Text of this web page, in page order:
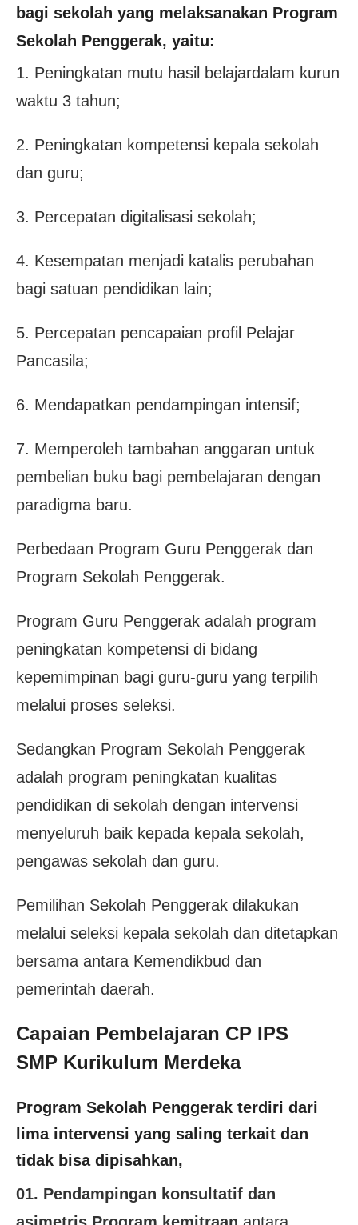
bagi sekolah yang melaksanakan Program
Sekolah Penggerak, yaitu:
1. Peningkatan mutu hasil belajardalam kurun
waktu 3 tahun;
2. Peningkatan kompetensi kepala sekolah
dan guru;
3. Percepatan digitalisasi sekolah;
4. Kesempatan menjadi katalis perubahan
bagi satuan pendidikan lain;
5. Percepatan pencapaian profil Pelajar
Pancasila;
6. Mendapatkan pendampingan intensif;
7. Memperoleh tambahan anggaran untuk
pembelian buku bagi pembelajaran dengan
paradigma baru.
Perbedaan Program Guru Penggerak dan
Program Sekolah Penggerak.
Program Guru Penggerak adalah program
peningkatan kompetensi di bidang
kepemimpinan bagi guru-guru yang terpilih
melalui proses seleksi.
Sedangkan Program Sekolah Penggerak
adalah program peningkatan kualitas
pendidikan di sekolah dengan intervensi
menyeluruh baik kepada kepala sekolah,
pengawas sekolah dan guru.
Pemilihan Sekolah Penggerak dilakukan
melalui seleksi kepala sekolah dan ditetapkan
bersama antara Kemendikbud dan
pemerintah daerah.
Capaian Pembelajaran CP IPS
SMP Kurikulum Merdeka
Program Sekolah Penggerak terdiri dari
lima intervensi yang saling terkait dan
tidak bisa dipisahkan,
01. Pendampingan konsultatif dan